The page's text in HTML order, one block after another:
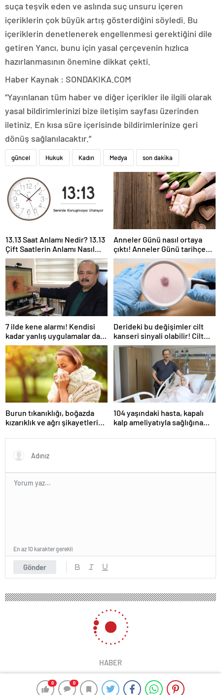
0 0
suça teşvik eden ve aslında suç unsuru içeren
içeriklerin çok büyük artış gösterdiğini söyledi. Bu
içeriklerin denetlenerek engellenmesi gerektiğini dile
getiren Yancı, bunu için yasal çerçevenin hızlıca
hazırlanmasının önemine dikkat çekti.
Haber Kaynak : SONDAKIKA.COM
“Yayınlanan tüm haber ve diğer içerikler ile ilgili olarak
yasal bildirimlerinizi bize iletişim sayfası üzerinden
iletiniz. En kısa süre içerisinde bildirimlerinize geri
dönüş sağlanılacaktır.”
güncel Hukuk Kadın Medya son dakika
13.13 Saat Anlamı Nedir? 13.13
Çift Saatlerin Anlamı Nasıl
Yorumlanır?
Anneler Günü nasıl ortaya
çıktı! Anneler Günü tarihçesi!
Anneler Günü ilk kez ne
zaman kutlandı?
7 ilde kene alarmı! Kendisi
kadar yanlış uygulamalar da
öldürüyor… Sakın bu hataları
yapmayın
Derideki bu değişimler cilt
kanseri sinyali olabilir! Cilt
kanserinden korunmanın
yolları
Burun tıkanıklığı, boğazda
kızarıklık ve ağrı şikayetleri
tıkanıklığının nedenleri… Tat
ve koku kaybı neden olur?
104 yaşındaki hasta, kapalı
kalp ameliyatıyla sağlığına
Gönder
En az 10 karakter gerekli
HABER